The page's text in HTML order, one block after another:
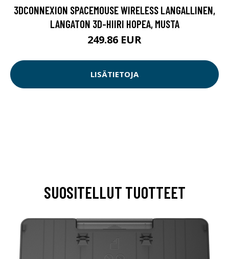
3DCONNEXION SPACEMOUSE WIRELESS LANGALLINEN,
LANGATON 3D-HIIRI HOPEA, MUSTA
249.86 EUR
LISÄTIETOJA
SUOSITELLUT TUOTTEET